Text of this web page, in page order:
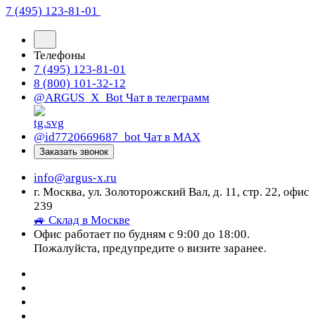
7 (495) 123-81-01
Телефоны
7 (495) 123-81-01
8 (800) 101-32-12
@ARGUS_X_Bot Чат в телеграмм
@id7720669687_bot Чат в МАХ
Заказать звонок
info@argus-x.ru
г. Москва, ул. Золоторожский Вал, д. 11, стр. 22, офис
239
🚙 Склад в Москве
Офис работает по будням с 9:00 до 18:00.
Пожалуйста, предупредите о визите заранее.